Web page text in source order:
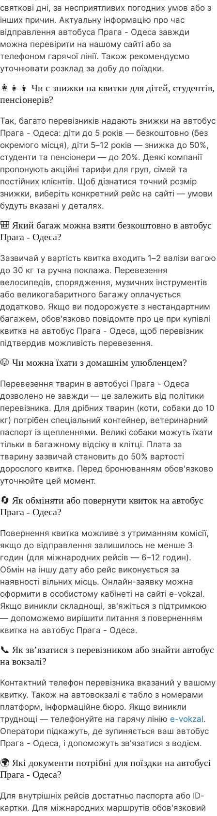
святкові дні, за несприятливих погодних умов або з
інших причин. Актуальну інформацію про час
відправлення автобуса Прага - Одеса завжди
можна перевірити на нашому сайті або за
телефоном гарячої лінії. Також рекомендуємо
уточнювати розклад за добу до поїздки.
👩‍👧‍👦 Чи є знижки на квитки для дітей, студентів,
пенсіонерів?
Так, багато перевізників надають знижки на автобус
Прага - Одеса: діти до 5 років — безкоштовно (без
окремого місця), діти 5–12 років — знижка до 50%,
студенти та пенсіонери — до 20%. Деякі компанії
пропонують акційні тарифи для груп, сімей та
постійних клієнтів. Щоб дізнатися точний розмір
знижки, виберіть конкретний рейс на сайті — умови
будуть вказані у деталях.
🎒 Який багаж можна взяти безкоштовно в автобус
Прага - Одеса?
Зазвичай у вартість квитка входить 1–2 валізи вагою
до 30 кг та ручна поклажа. Перевезення
велосипедів, спорядження, музичних інструментів
або великогабаритного багажу оплачується
додатково. Якщо ви подорожуєте з нестандартним
багажем, обов'язково повідомте про це при купівлі
квитка на автобус Прага - Одеса, щоб перевізник
підтвердив можливість перевезення.
🐶 Чи можна їхати з домашнім улюбленцем?
Перевезення тварин в автобусі Прага - Одеса
дозволено не завжди — це залежить від політики
перевізника. Для дрібних тварин (коти, собаки до 10
кг) потрібен спеціальний контейнер, ветеринарний
паспорт із щепленнями. Великі собаки можуть їхати
тільки в багажному відсіку в клітці. Плата за
тварину зазвичай становить до 50% вартості
дорослого квитка. Перед бронюванням обов'язково
уточнюйте цей момент.
🔄 Як обміняти або повернути квиток на автобус
Прага - Одеса?
Повернення квитка можливе з утриманням комісії,
якщо до відправлення залишилось не менше 3
годин (для міжнародних рейсів — 6–12 годин).
Обмін на іншу дату або рейс виконується за
наявності вільних місць. Онлайн-заявку можна
оформити в особистому кабінеті на сайті e-vokzal.
Якщо виникли складнощі, зв'яжіться з підтримкою
— допоможемо вирішити питання з поверненням
квитка на автобус Прага - Одеса.
📞 Як зв’язатися з перевізником або знайти автобус
на вокзалі?
Контактний телефон перевізника вказаний у вашому
квитку. Також на автовокзалі є табло з номерами
платформ, інформаційне бюро. Якщо виникли
труднощі — телефонуйте на гарячу лінію e-vokzal.
Оператори підкажуть, де зупиняється ваш автобус
Прага - Одеса, і допоможуть зв'язатися з водієм.
🌍 Які документи потрібні для поїздки на автобусі
Прага - Одеса?
Для внутрішніх рейсів достатньо паспорта або ID-
картки. Для міжнародних маршрутів обов'язковий